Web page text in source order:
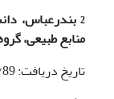
2 بندرعباس،
منابع طبیعی،
تاریخ دریافت: 25/1/89 تاریخ پذیرش: 22/1/91